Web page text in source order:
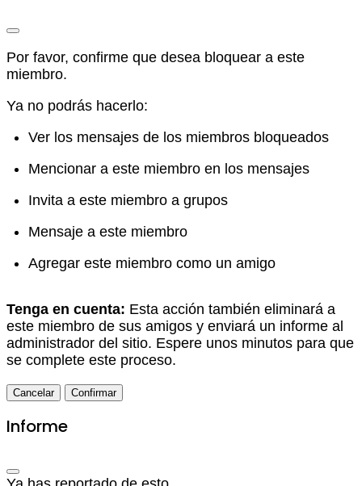
Por favor, confirme que desea bloquear a este
miembro.
Ya no podrás hacerlo:
Ver los mensajes de los miembros bloqueados
Mencionar a este miembro en los mensajes
Invita a este miembro a grupos
Mensaje a este miembro
Agregar este miembro como un amigo
Tenga en cuenta: Esta acción también eliminará a
este miembro de sus amigos y enviará un informe al
administrador del sitio. Espere unos minutos para que
se complete este proceso.
Confirmar
Informe